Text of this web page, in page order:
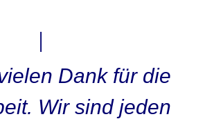
Dank für die
Wir sind jeden